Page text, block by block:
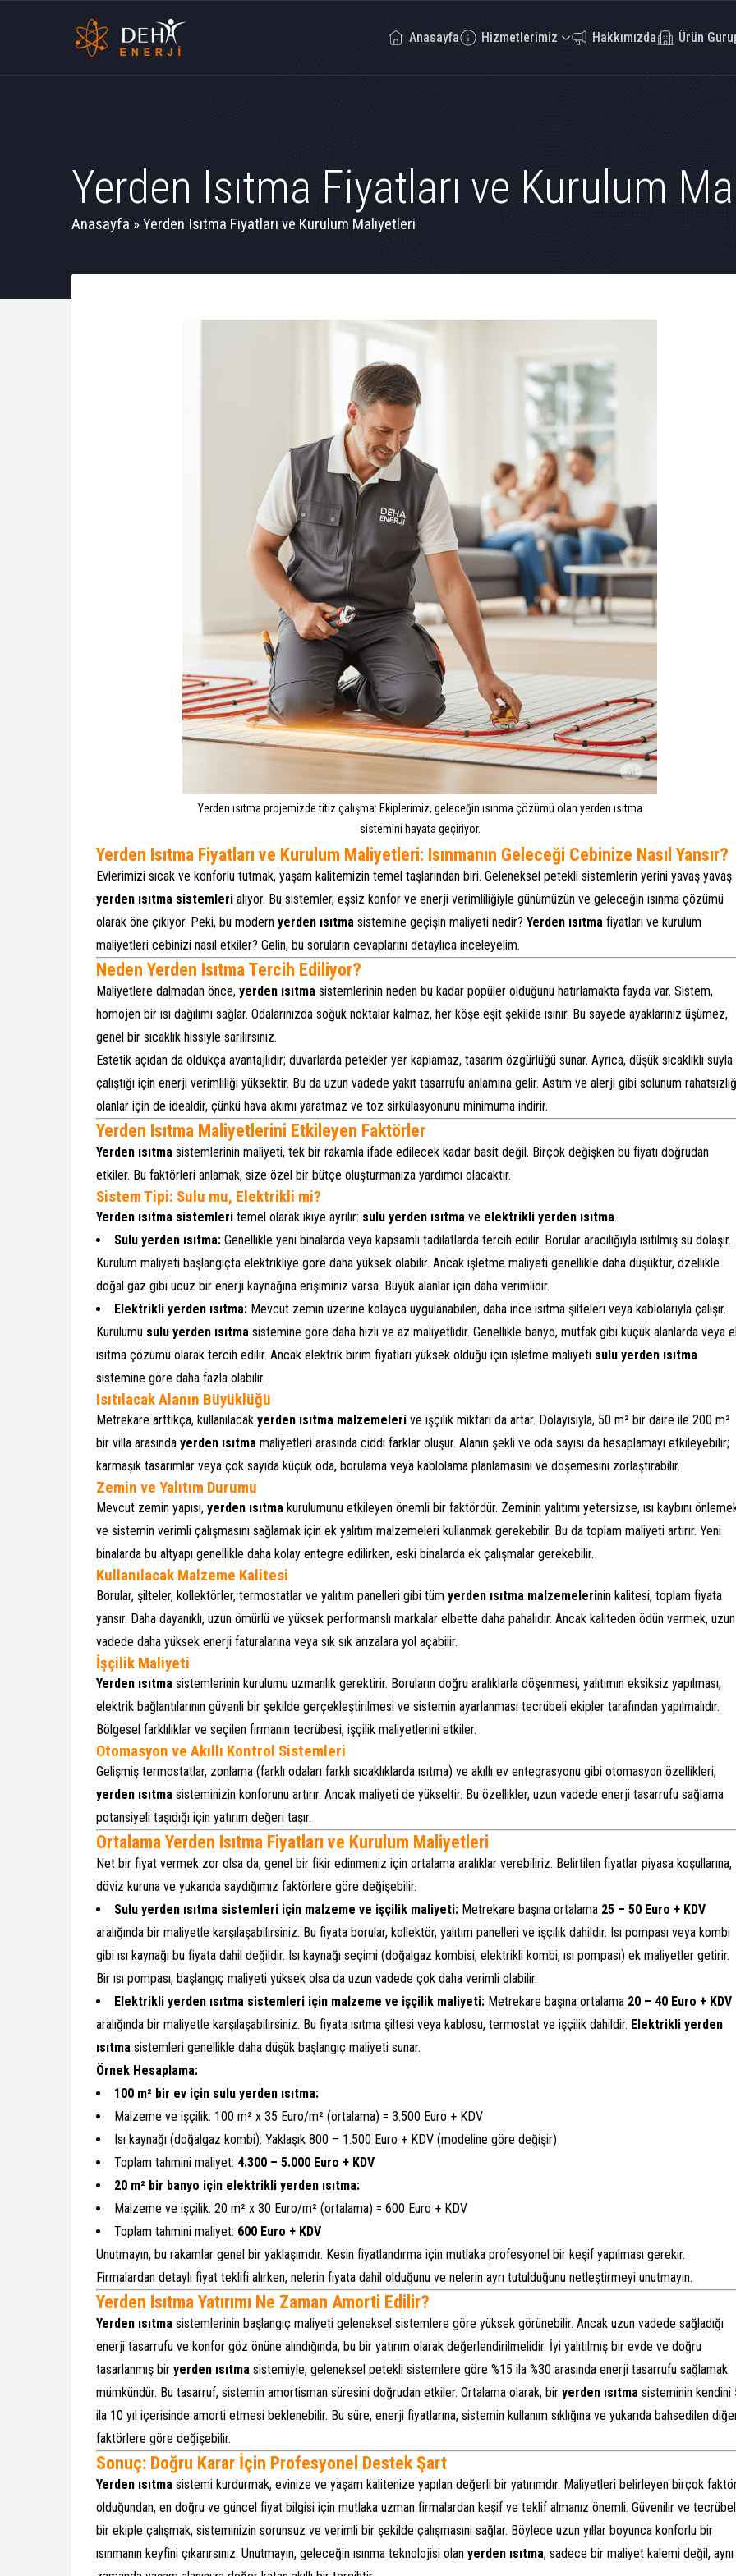
Anasayfa Hizmetlerimiz Hakkımızda Ürün
Yerden Isıtma Fiyatları ve Kurulum
Anasayfa »Yerden Isıtma Fiyatları ve Kurulum Maliyetleri
Yerden ısıtma projemizde titiz çalışma: Ekiplerimiz, geleceğin ısınma çözümü olan yerden ısıtma
sistemini hayata geçiriyor.
Yerden Isıtma Fiyatları ve Kurulum Maliyetleri: Isınmanın Geleceği Cebinize Nasıl Yansır?
Evlerimizi sıcak ve konforlu tutmak, yaşam kalitemizin temel taşlarından biri. Geleneksel petekli sistemlerin yerini yavaş yavaş
yerden ısıtma sistemleri alıyor. Bu sistemler, eşsiz konfor ve enerji verimliliğiyle günümüzün ve geleceğin ısınma çözümü
olarak öne çıkıyor. Peki, bu modern yerden ısıtma sistemine geçişin maliyeti nedir? Yerden ısıtma fiyatları ve kurulum
maliyetleri cebinizi nasıl etkiler? Gelin, bu soruların cevaplarını detaylıca inceleyelim.
Neden Yerden Isıtma Tercih Ediliyor?
Maliyetlere dalmadan önce, yerden ısıtma sistemlerinin neden bu kadar popüler olduğunu hatırlamakta fayda var. Sistem,
homojen bir ısı dağılımı sağlar. Odalarınızda soğuk noktalar kalmaz, her köşe eşit şekilde ısınır. Bu sayede ayaklarınız üşümez,
genel bir sıcaklık hissiyle sarılırsınız.
Estetik açıdan da oldukça avantajlıdır; duvarlarda petekler yer kaplamaz, tasarım özgürlüğü sunar. Ayrıca, düşük sıcaklıklı suyla
çalıştığı için enerji verimliliği yüksektir. Bu da uzun vadede yakıt tasarrufu anlamına gelir. Astım ve alerji gibi solunum
olanlar için de idealdir, çünkü hava akımı yaratmaz ve toz sirkülasyonunu minimuma indirir.
Yerden Isıtma Maliyetlerini Etkileyen Faktörler
Yerden ısıtma sistemlerinin maliyeti, tek bir rakamla ifade edilecek kadar basit değil. Birçok değişken bu fiyatı doğrudan
etkiler. Bu faktörleri anlamak, size özel bir bütçe oluşturmanıza yardımcı olacaktır.
Sistem Tipi: Sulu mu, Elektrikli mi?
Yerden ısıtma sistemleri temel olarak ikiye ayrılır: sulu yerden ısıtma ve elektrikli yerden ısıtma.
Sulu yerden ısıtma: Genellikle yeni binalarda veya kapsamlı tadilatlarda tercih edilir. Borular aracılığıyla ısıtılmış su dolaşır.
Kurulum maliyeti başlangıçta elektrikliye göre daha yüksek olabilir. Ancak işletme maliyeti genellikle daha düşüktür, özellikle
doğal gaz gibi ucuz bir enerji kaynağına erişiminiz varsa. Büyük alanlar için daha verimlidir.
Elektrikli yerden ısıtma: Mevcut zemin üzerine kolayca uygulanabilen, daha ince ısıtma şilteleri veya kablolarıyla çalışır.
Kurulumu sulu yerden ısıtma sistemine göre daha hızlı ve az maliyetlidir. Genellikle banyo, mutfak gibi küçük alanlarda veya
ısıtma çözümü olarak tercih edilir. Ancak elektrik birim fiyatları yüksek olduğu için işletme maliyeti sulu yerden ısıtma
sistemine göre daha fazla olabilir.
Isıtılacak Alanın Büyüklüğü
Metrekare arttıkça, kullanılacak yerden ısıtma malzemeleri ve işçilik miktarı da artar. Dolayısıyla, 50 m² bir daire ile 200 m²
bir villa arasında yerden ısıtma maliyetleri arasında ciddi farklar oluşur. Alanın şekli ve oda sayısı da hesaplamayı etkileyebilir;
karmaşık tasarımlar veya çok sayıda küçük oda, borulama veya kablolama planlamasını ve döşemesini zorlaştırabilir.
Zemin ve Yalıtım Durumu
Mevcut zemin yapısı, yerden ısıtma kurulumunu etkileyen önemli bir faktördür. Zeminin yalıtımı yetersizse, ısı kaybını
ve sistemin verimli çalışmasını sağlamak için ek yalıtım malzemeleri kullanmak gerekebilir. Bu da toplam maliyeti artırır. Yeni
binalarda bu altyapı genellikle daha kolay entegre edilirken, eski binalarda ek çalışmalar gerekebilir.
Kullanılacak Malzeme Kalitesi
Borular, şilteler, kollektörler, termostatlar ve yalıtım panelleri gibi tüm yerden ısıtma malzemelerinin kalitesi, toplam fiyata
yansır. Daha dayanıklı, uzun ömürlü ve yüksek performanslı markalar elbette daha pahalıdır. Ancak kaliteden ödün vermek, uzun
vadede daha yüksek enerji faturalarına veya sık sık arızalara yol açabilir.
İşçilik Maliyeti
Yerden ısıtma sistemlerinin kurulumu uzmanlık gerektirir. Boruların doğru aralıklarla döşenmesi, yalıtımın eksiksiz yapılması,
elektrik bağlantılarının güvenli bir şekilde gerçekleştirilmesi ve sistemin ayarlanması tecrübeli ekipler tarafından yapılmalıdır.
Bölgesel farklılıklar ve seçilen firmanın tecrübesi, işçilik maliyetlerini etkiler.
Otomasyon ve Akıllı Kontrol Sistemleri
Gelişmiş termostatlar, zonlama (farklı odaları farklı sıcaklıklarda ısıtma) ve akıllı ev entegrasyonu gibi otomasyon özellikleri,
yerden ısıtma sisteminizin konforunu artırır. Ancak maliyeti de yükseltir. Bu özellikler, uzun vadede enerji tasarrufu sağlama
potansiyeli taşıdığı için yatırım değeri taşır.
Ortalama Yerden Isıtma Fiyatları ve Kurulum Maliyetleri
Net bir fiyat vermek zor olsa da, genel bir fikir edinmeniz için ortalama aralıklar verebiliriz. Belirtilen fiyatlar piyasa koşullarına,
döviz kuruna ve yukarıda saydığımız faktörlere göre değişebilir.
Sulu yerden ısıtma sistemleri için malzeme ve işçilik maliyeti: Metrekare başına ortalama 25 – 50 Euro + KDV
aralığında bir maliyetle karşılaşabilirsiniz. Bu fiyata borular, kollektör, yalıtım panelleri ve işçilik dahildir. Isı pompası veya kombi
gibi ısı kaynağı bu fiyata dahil değildir. Isı kaynağı seçimi (doğalgaz kombisi, elektrikli kombi, ısı pompası) ek maliyetler getirir.
Bir ısı pompası, başlangıç maliyeti yüksek olsa da uzun vadede çok daha verimli olabilir.
Elektrikli yerden ısıtma sistemleri için malzeme ve işçilik maliyeti: Metrekare başına ortalama 20 – 40 Euro + KDV
aralığında bir maliyetle karşılaşabilirsiniz. Bu fiyata ısıtma şiltesi veya kablosu, termostat ve işçilik dahildir. Elektrikli yerden
ısıtma sistemleri genellikle daha düşük başlangıç maliyeti sunar.
Örnek Hesaplama:
100 m² bir ev için sulu yerden ısıtma:
Malzeme ve işçilik: 100 m² x 35 Euro/m² (ortalama) = 3.500 Euro + KDV
Isı kaynağı (doğalgaz kombi): Yaklaşık 800 – 1.500 Euro + KDV (modeline göre değişir)
Toplam tahmini maliyet: 4.300 – 5.000 Euro + KDV
20 m² bir banyo için elektrikli yerden ısıtma:
Malzeme ve işçilik: 20 m² x 30 Euro/m² (ortalama) = 600 Euro + KDV
Toplam tahmini maliyet: 600 Euro + KDV
Unutmayın, bu rakamlar genel bir yaklaşımdır. Kesin fiyatlandırma için mutlaka profesyonel bir keşif yapılması gerekir.
Firmalardan detaylı fiyat teklifi alırken, nelerin fiyata dahil olduğunu ve nelerin ayrı tutulduğunu netleştirmeyi unutmayın.
Yerden Isıtma Yatırımı Ne Zaman Amorti Edilir?
Yerden ısıtma sistemlerinin başlangıç maliyeti geleneksel sistemlere göre yüksek görünebilir. Ancak uzun vadede sağladığı
enerji tasarrufu ve konfor göz önüne alındığında, bu bir yatırım olarak değerlendirilmelidir. İyi yalıtılmış bir evde ve doğru
tasarlanmış bir yerden ısıtma sistemiyle, geleneksel petekli sistemlere göre %15 ila %30 arasında enerji tasarrufu sağlamak
mümkündür. Bu tasarruf, sistemin amortisman süresini doğrudan etkiler. Ortalama olarak, bir yerden ısıtma sisteminin kendini
ila 10 yıl içerisinde amorti etmesi beklenebilir. Bu süre, enerji fiyatlarına, sistemin kullanım sıklığına ve yukarıda bahsedilen
faktörlere göre değişebilir.
Sonuç: Doğru Karar İçin Profesyonel Destek Şart
Yerden ısıtma sistemi kurdurmak, evinize ve yaşam kalitenize yapılan değerli bir yatırımdır. Maliyetleri belirleyen birçok
olduğundan, en doğru ve güncel fiyat bilgisi için mutlaka uzman firmalardan keşif ve teklif almanız önemli. Güvenilir ve
bir ekiple çalışmak, sisteminizin sorunsuz ve verimli bir şekilde çalışmasını sağlar. Böylece uzun yıllar boyunca konforlu bir
ısınmanın keyfini çıkarırsınız. Unutmayın, geleceğin ısınma teknolojisi olan yerden ısıtma, sadece bir maliyet kalemi değil, aynı